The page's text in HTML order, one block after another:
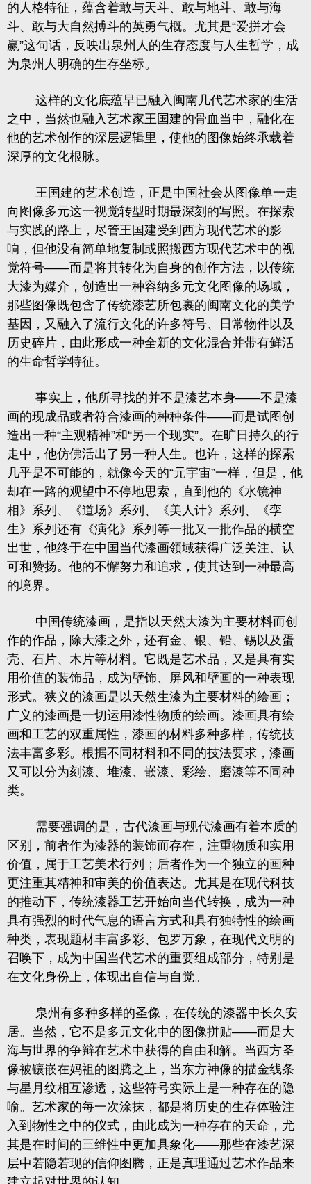
的人格特征，蕴含着敢与天斗、敢与地斗、敢与海
斗、敢与大自然搏斗的英勇气概。尤其是“爱拼才会
赢”这句话，反映出泉州人的生存态度与人生哲学，成
为泉州人明确的生存坐标。
这样的文化底蕴早已融入闽南几代艺术家的生活
之中，当然也融入艺术家王国建的骨血当中，融化在
他的艺术创作的深层逻辑里，使他的图像始终承载着
深厚的文化根脉。
王国建的艺术创造，正是中国社会从图像单一走
向图像多元这一视觉转型时期最深刻的写照。在探索
与实践的路上，尽管王国建受到西方现代艺术的影
响，但他没有简单地复制或照搬西方现代艺术中的视
觉符号——而是将其转化为自身的创作方法，以传统
大漆为媒介，创造出一种容纳多元文化图像的场域，
那些图像既包含了传统漆艺所包裹的闽南文化的美学
基因，又融入了流行文化的许多符号、日常物件以及
历史碎片，由此形成一种全新的文化混合并带有鲜活
的生命哲学特征。
事实上，他所寻找的并不是漆艺本身——不是漆
画的现成品或者符合漆画的种种条件——而是试图创
造出一种“主观精神”和“另一个现实”。在旷日持久的行
走中，他仿佛活出了另一种人生。也许，这样的探索
几乎是不可能的，就像今天的“元宇宙”一样，但是，他
却在一路的观望中不停地思索，直到他的《水镜神
相 》系列、《道场》系列、《美人计》系列、《孪
生》系列还有《演化》系列等一批又一批作品的横空
出世，他终于在中国当代漆画领域获得广泛关注、认
可和赞扬。他的不懈努力和追求，使其达到一种最高
的境界。
中国传统漆画，是指以天然大漆为主要材料而创
作的作品，除大漆之外，还有金、银、铅、锡以及蛋
壳、石片、木片等材料。它既是艺术品，又是具有实
用价值的装饰品，成为壁饰、屏风和壁画的一种表现
形式。狭义的漆画是以天然生漆为主要材料的绘画；
广义的漆画是一切运用漆性物质的绘画。漆画具有绘
画和工艺的双重属性，漆画的材料多种多样，传统技
法丰富多彩。根据不同材料和不同的技法要求，漆画
又可以分为刻漆、堆漆、嵌漆、彩绘、磨漆等不同种
类。
需要强调的是，古代漆画与现代漆画有着本质的
区别，前者作为漆器的装饰而存在，注重物质和实用
价值，属于工艺美术行列；后者作为一个独立的画种
更注重其精神和审美的价值表达。尤其是在现代科技
的推动下，传统漆器工艺开始向当代转换，成为一种
具有强烈的时代气息的语言方式和具有独特性的绘画
种类，表现题材丰富多彩、包罗万象，在现代文明的
召唤下，成为中国当代艺术的重要组成部分，特别是
在文化身份上，体现出自信与自觉。
泉州有多种多样的圣像，在传统的漆器中长久安
居。当然，它不是多元文化中的图像拼贴——而是大
海与世界的争辩在艺术中获得的自由和解。 当西方圣
像被镶嵌在妈祖的图腾之上，当东方神像的描金线条
与星月纹相互渗透，这些符号实际上是一种存在的隐
喻。 艺术家的每一次涂抹，都是将历史的生存体验注
入到物性之中的仪式，由此成为一种存在的天命，尤
其是在时间的三维性中更加具象化——那些在漆艺深
层中若隐若现的信仰图腾，正是真理通过艺术作品来